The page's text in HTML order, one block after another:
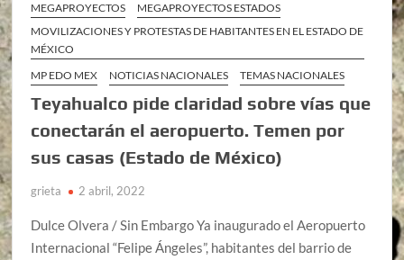
MEGAPROYECTOS
MEGAPROYECTOS ESTADOS
MOVILIZACIONES Y PROTESTAS DE HABITANTES EN EL ESTADO DE
MÉXICO
MP EDO MEX
NOTICIAS NACIONALES TEMAS NACIONALES
Teyahualco pide claridad sobre vías que
conectarán el aeropuerto. Temen por
sus casas (Estado de México)
grieta 2 abril, 2022
Dulce Olvera / Sin Embargo Ya inaugurado el Aeropuerto
Internacional “Felipe Ángeles”, habitantes del barrio de